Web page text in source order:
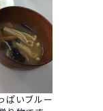
ぱいブルー